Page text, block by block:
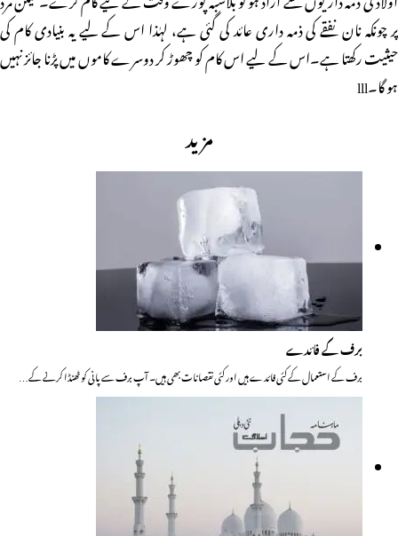
پر چونکہ نان نفقے کی ذمہ داری عائد کی گئی ہے، لہٰذا اس کے لیے یہ بنیادی کام کی
حیثیت رکھتا ہے۔اس کے لیے اس کام کو چھوڑ کر دوسرے کاموں میں پڑنا جائز نہیں
ہو گا۔lll
مزید
برف کے فائدے
برف کے استعمال کے کئی فائدے ہیں اور کئی نقصانات بھی ہیں۔ آپ برف سے پانی کو ٹھنڈا کرنے کے…